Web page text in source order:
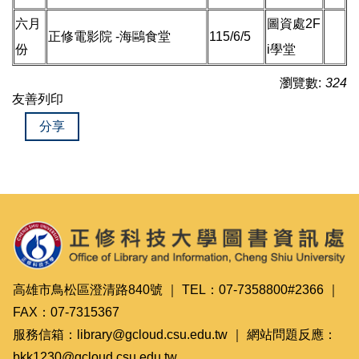
六月
份
正修電影院 -海鷗食堂 115/6/5
圖資處2F
i學堂
瀏覽數: 324
友善列印
分享
高雄市鳥松區澄清路840號 ｜ TEL：07-7358800#2366 ｜
FAX：07-7315367
服務信箱：library@gcloud.csu.edu.tw ｜ 網站問題反應：